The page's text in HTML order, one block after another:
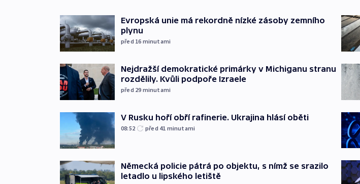
Evropská unie má rekordně nízké zásoby zemního
plynu
před 16 minutami
Nejdražší demokratické primárky v Michiganu stranu
rozdělily. Kvůli podpoře Izraele
před 29 minutami
V Rusku hoří obří rafinerie. Ukrajina hlásí oběti
08:52 před 41 minutami
Německá policie pátrá po objektu, s nímž se srazilo
letadlo u lipského letiště